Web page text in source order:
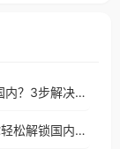
在德国用爱奇艺怎么把定位修改到中国国内？3步解决+2个实用场景分享
国外能看爱奇艺么嘛？3个实用技巧让你轻松解锁国内影视（附越南华数TV定位修改+网易云海外收费解析）